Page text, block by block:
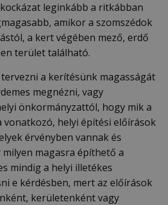
leginkább a ritkábban
amikor a szomszédok
a kert végében mező, erdő
terület található.
a kerítésünk magasságát
megnézni, vagy
önkormányzattól, hogy mik a
vonatkozó, helyi építési előírások
érvényben vannak és
magasra építhető a
mindig a helyi illetékes
e kérdésben, mert az előírások
kerületenként vagy